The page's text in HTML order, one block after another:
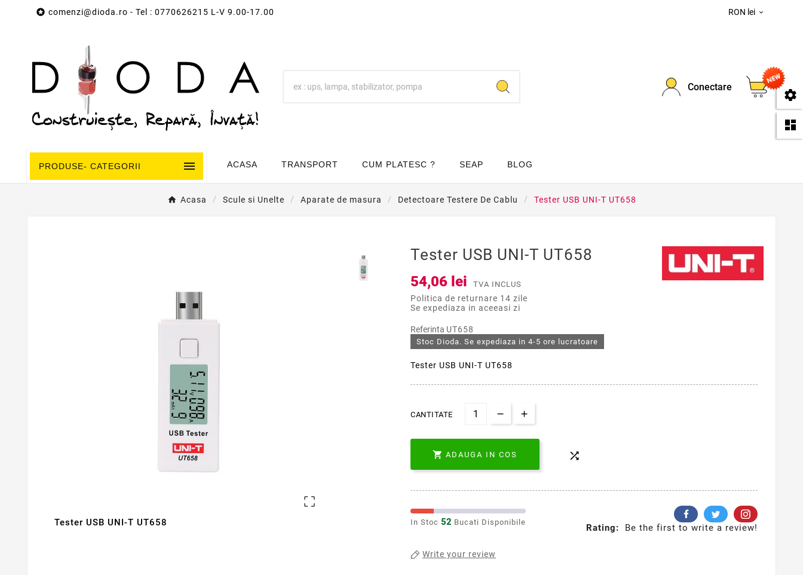
 comenzi@dioda.ro - Tel : 0770626215 L-V 9.00-17.00 RON lei 
Conectare
0
PRODUSE- CATEGORII  ACASA TRANSPORT CUM PLATESC ? SEAP BLOG
Acasa Scule si Unelte Aparate de masura Detectoare Testere De Cablu Tester USB UNI-T UT658

Tester USB UNI-T UT658
Tester USB UNI-T UT658
54,06 lei TVA INCLUS
Politica de returnare 14 zile
Se expediaza in aceeasi zi
Referinta UT658
Stoc Dioda. Se expediaza in 4-5 ore lucratoare
Tester USB UNI-T UT658
CANTITATE
 ADAUGA IN COS 
In Stoc 52 Bucati Disponibile
Rating: Be the first to write a review!
Write your review